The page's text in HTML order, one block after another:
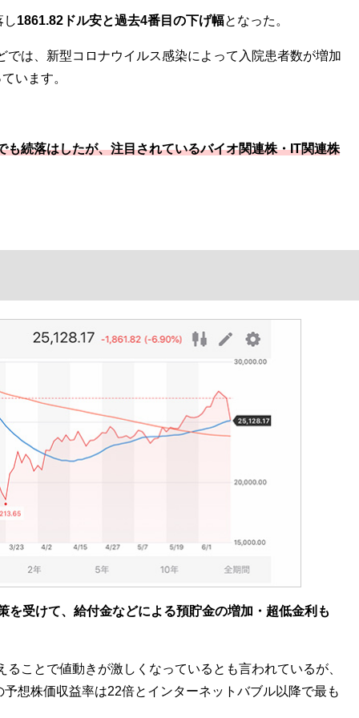
し1861.82ドル安と過去4番目の下げ幅となった。
は、新型コロナウイルス感染によって入院患者数が増加
います。
も続落はしたが、注目されているバイオ関連株・IT関連株
受けて、給付金などによる預貯金の増加・超低金利も
ことで値動きが激しくなっているとも言われているが、
想株価収益率は22倍とインターネットバブル以降で最も